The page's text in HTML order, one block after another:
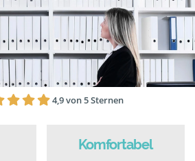
4,9 von 5 Sternen
Komfortabel